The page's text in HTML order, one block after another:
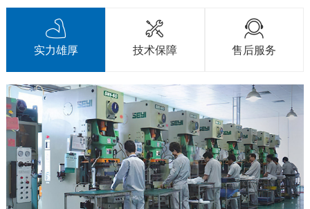

实力雄厚

技术保障

售后服务